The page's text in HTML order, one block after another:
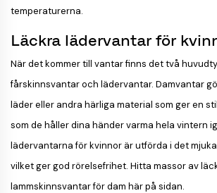
temperaturerna.
Läckra lädervantar för
När det kommer till vantar finns det två
fårskinnsvantar och lädervantar. Damvantar
läder eller andra härliga material som ger en
som de håller dina händer varma hela vintern
lädervantarna för kvinnor är utförda i det
vilket ger god rörelsefrihet. Hitta massor av
lammskinnsvantar för dam här på sidan.